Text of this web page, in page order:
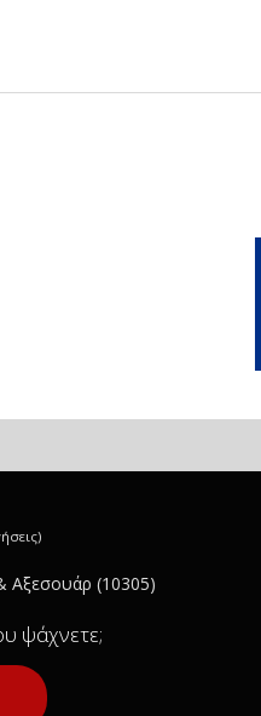
Αξεσουάρ (10305)
ψάχνετε;